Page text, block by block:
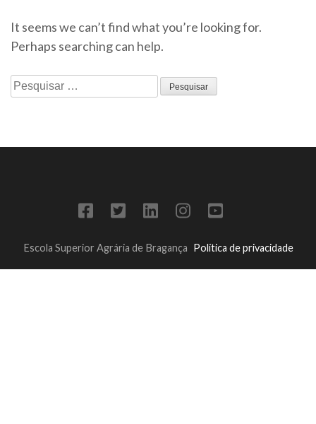
It seems we can’t find what you’re looking for.
Perhaps searching can help.
Escola Superior Agrária de Bragança Política de privacidade